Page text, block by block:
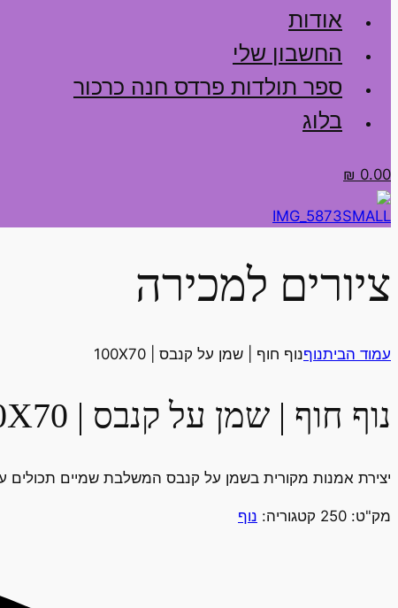
אודות
החשבון שלי
ספר תולדות פרדס חנה כרכור
בלוג
0.00
₪
ציורים למכירה
עמוד הביתנוףנוף חוף | שמן על קנבס | 100X70
נוף חוף | שמן על קנבס | 100X70
יצירת אמנות מקורית בשמן על קנבס המשלבת שמיים תכולים
מק"ט: 250 קטגוריה: נוף